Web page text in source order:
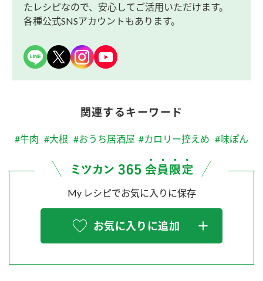
たレシピなので、安心してご活用いただけます。
各種公式SNSアカウントもあります。
関連するキーワード
#牛肉 #大根 #おうち居酒屋 #カロリー控えめ #味ぽん
My レシピでお気に入りに保存
お気に入りに追加